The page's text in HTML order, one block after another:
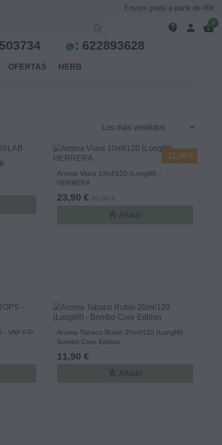
Envios gratis a partir de 45€
 contact_support person shopping_basket
0
: 622893628
OFERTAS HERB
Aroma Viura 10ml/120 (Longfill) -
HERRERA
23,90 €
add_shopping_cart Añadir
-11,48%
- VAP FIP
Aroma Tabaco Rubio 20ml/120 (Longfill) -
Bombo Core Edition
11,90 €
add_shopping_cart Añadir